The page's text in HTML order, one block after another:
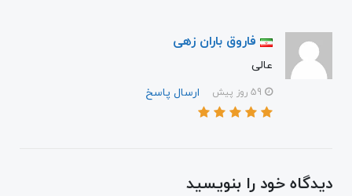
فاروق باران زهی
عالی
ارسال پاسخ
دیدگاه خود را بنویسید